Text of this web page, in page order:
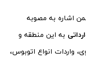
اشاره به مصوبه
به این منطقه و
واردات انواع اتوبوس،